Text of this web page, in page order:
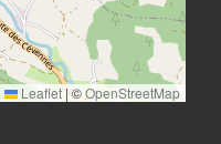
Leaflet |©OpenStreetMap